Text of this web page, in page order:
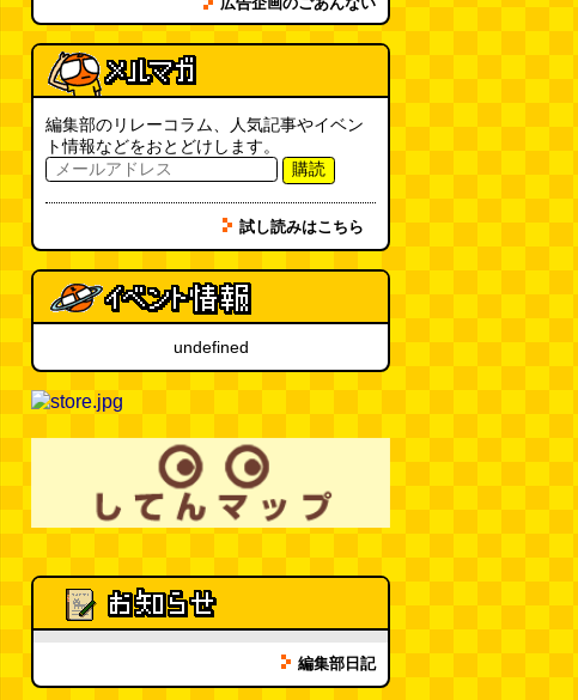
取り残された木(ほり)
「入力中…」の動きを対面の会話
で表現したい
(んちゅたぐい)
(08.03 11:00)
ミンティアで汗がおさえられるの
(べつやく れい) (08.03
eco小（2026.8.3 朝エッセイと更
新情報）(ほり) (08.03 10:00)
ルZダイジェスト(デイリーポー
タルZ) (08.02 11:00)
おもしろいって言われたい 第1回
(林雄司) (08.02 11:00)
冷房の壊れた焼肉屋（2026.8.2
朝エッセイと更新情報）
カシューナッツの果実、カシュー
編集部のリレーコラム、人気記事やイベン
ト情報などをおとどけします。
購読
試し読みはこちら
undefined
編集部日記